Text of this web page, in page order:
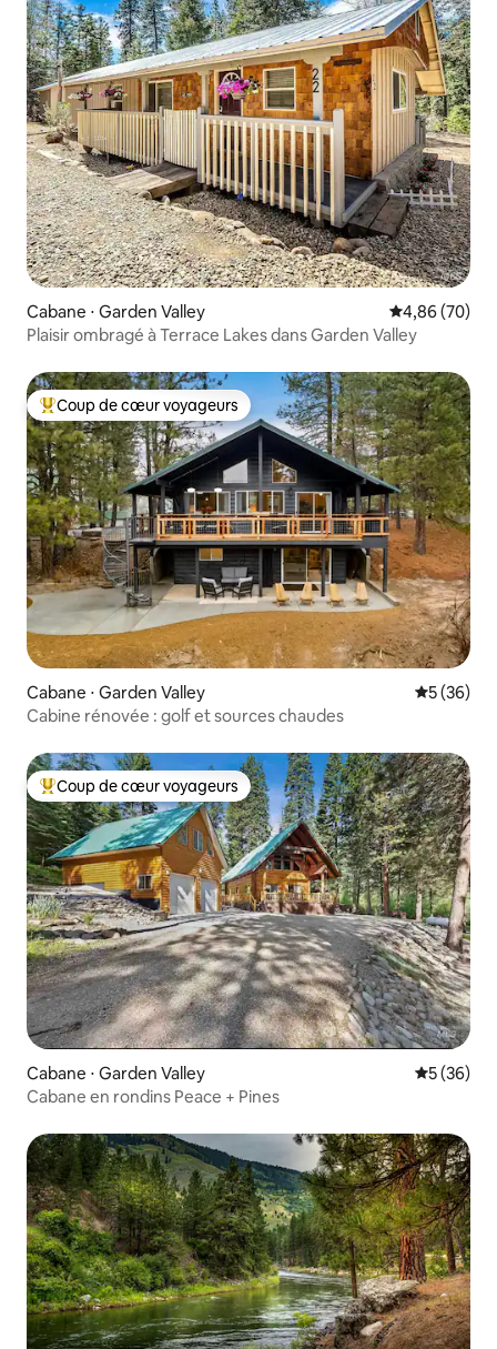
Cabane ⋅ Garden Valley Évaluation
4,86 (70)
Plaisir ombragé à Terrace Lakes dans Garden Valley
Coups de cœur voyageurs les plus appréciés
Coup de cœur voyageurs
Cabane ⋅ Garden Valley
5 (36)
Cabine rénovée : golf et sources chaudes
Coups de cœur voyageurs les plus appréciés
Coup de cœur voyageurs
Cabane ⋅ Garden Valley
5 (36)
Cabane en rondins Peace + Pines